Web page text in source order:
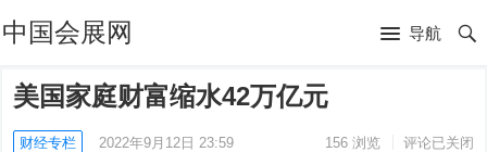
中国会展网 导航
美国家庭财富缩水42万亿元
财经专栏 2022年9月12日 23:59 156浏览 评论已关闭